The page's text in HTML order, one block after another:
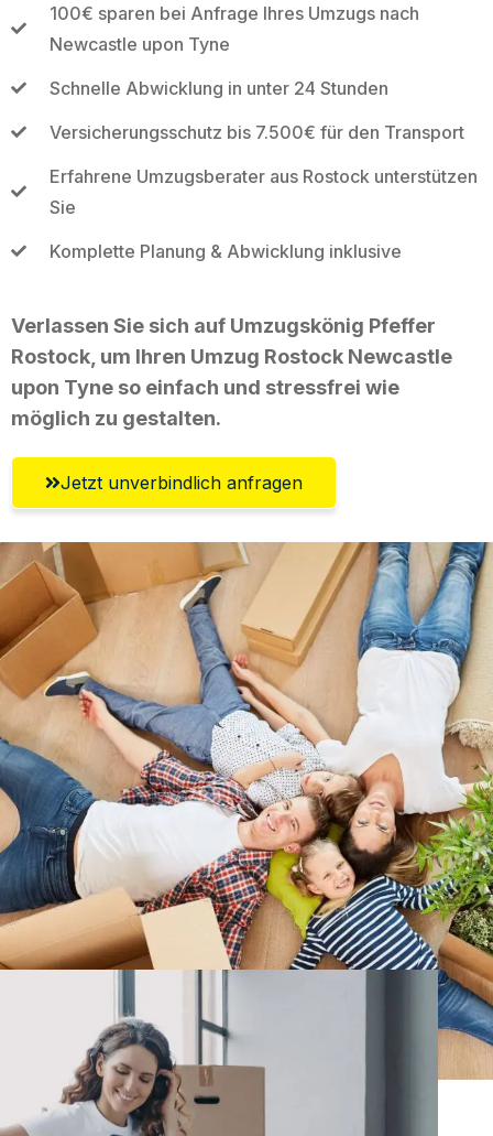
100€ sparen bei Anfrage Ihres Umzugs nach
Newcastle upon Tyne
Schnelle Abwicklung in unter 24 Stunden
Versicherungsschutz bis 7.500€ für den Transport
Erfahrene Umzugsberater aus Rostock unterstützen
Sie
Komplette Planung & Abwicklung inklusive
Verlassen Sie sich auf Umzugskönig Pfeffer
Rostock, um Ihren Umzug Rostock Newcastle
upon Tyne so einfach und stressfrei wie
möglich zu gestalten.
Jetzt unverbindlich anfragen